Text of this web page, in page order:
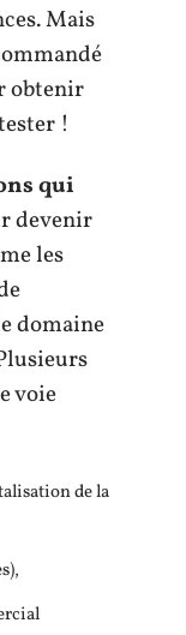
Mais
obtenir
!
qui
devenir
les
domaine
voie
de la